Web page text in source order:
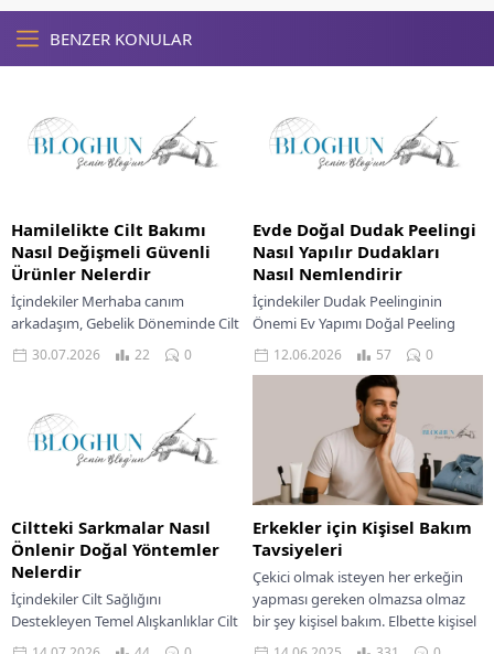
BENZER KONULAR
Hamilelikte Cilt Bakımı
Nasıl Değişmeli Güvenli
Ürünler Nelerdir
İçindekiler Merhaba canım
arkadaşım, Gebelik Döneminde Cilt
Bakımı İpuçları Hamilelikte Cilt
Tipine Göre Bakım Rutini Yağlı Ve
30.07.2026 22 0
Evde Doğal Dudak Peelingi
Nasıl Yapılır Dudakları
Nasıl Nemlendirir
İçindekiler Dudak Peelinginin
Önemi Ev Yapımı Doğal Peeling
Tarifleri Hassas Dudaklar İçin Nazik
Peeling Kurumuş Ve Çatlamış
Dudaklar İçin Besleyici...
12.06.2026 57 0
Ciltteki Sarkmalar Nasıl
Önlenir Doğal Yöntemler
Nelerdir
İçindekiler Cilt Sağlığını
Destekleyen Temel Alışkanlıklar Cilt
Tipine Göre Sarkma Önleyici
Erkekler için Kişisel Bakım
Tavsiyeleri
Çekici olmak isteyen her erkeğin
yapması gereken olmazsa olmaz
bir şey kişisel bakım. Elbette kişisel
bakımdan kasıt saçınızı taramaktan